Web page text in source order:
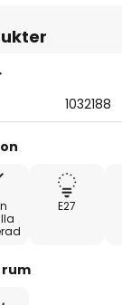
1032188
E27